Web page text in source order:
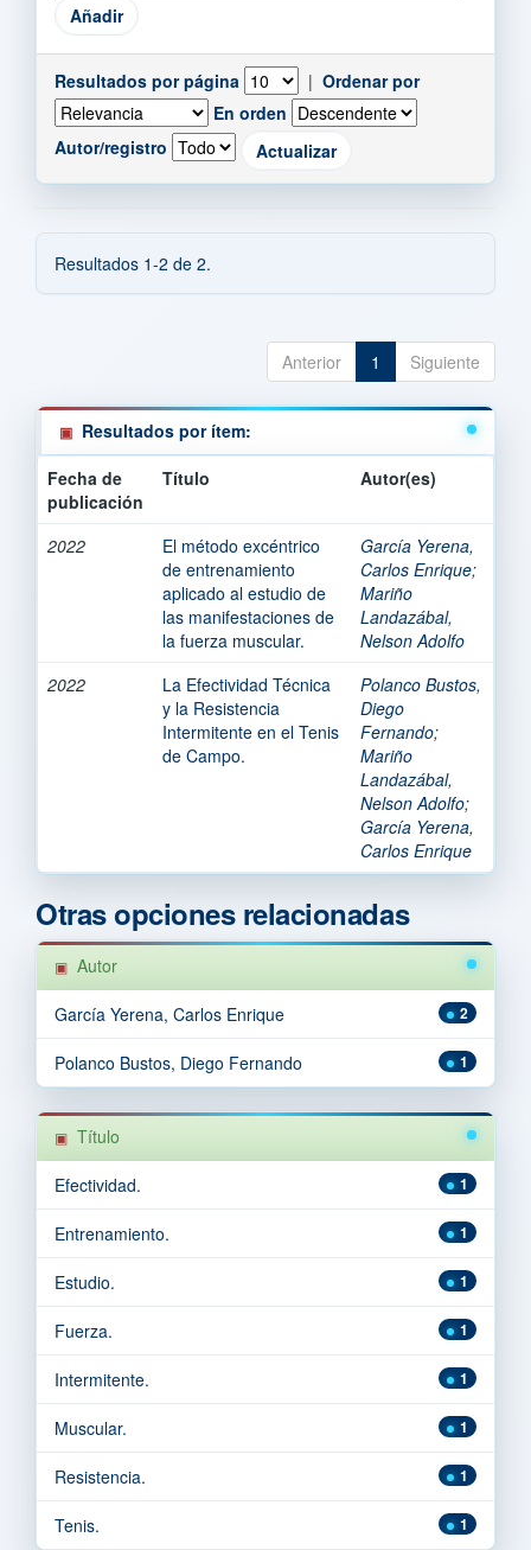
Resultados por página | Ordenar por
En orden
Autor/registro
Resultados 1-2 de 2.
Anterior 1 Siguiente
Resultados por ítem:
Fecha de
publicación
Título Autor(es)
2022
El método excéntrico
de entrenamiento
aplicado al estudio de
las manifestaciones de
la fuerza muscular.
García Yerena,
Carlos Enrique;
Mariño
Landazábal,
Nelson Adolfo
2022
La Efectividad Técnica
y la Resistencia
Intermitente en el Tenis
de Campo.
Polanco Bustos,
Diego
Fernando;
Mariño
Landazábal,
Nelson Adolfo;
García Yerena,
Carlos Enrique
Otras opciones relacionadas
Autor
2
García Yerena, Carlos Enrique
1
Polanco Bustos, Diego Fernando
Título
1
Efectividad.
1
Entrenamiento.
1
Estudio.
1
Fuerza.
1
Intermitente.
1
Muscular.
1
Resistencia.
1
Tenis.